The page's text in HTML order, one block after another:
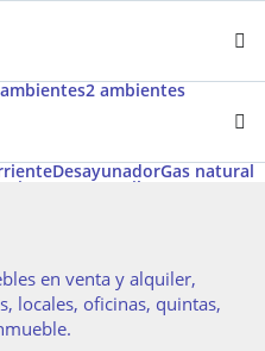
2 ambientes
DesayunadorGas natural
Mascotas Pileta
en venta y alquiler,
locales, oficinas, quintas,